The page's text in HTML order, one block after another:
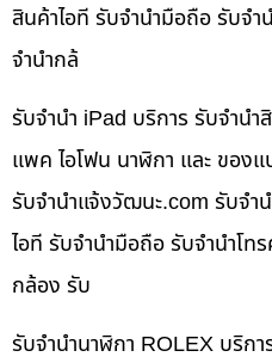
สินค้าไอที รับจำนำมือถือ รับจ
จำนำกล้
รับจำนำ iPad บริการ รับจำนำ
แพค ไอโฟน นาฬิกา และ ของ
รับจํานําแจ้งวัฒนะ.com รับจำ
ไอที รับจำนำมือถือ รับจำนำโ
กล้อง รับ
รับจำนำนาฬิกา ROLEX บริก